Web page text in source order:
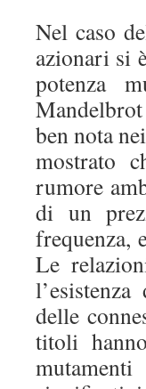
Nel caso
azionari si
potenza
ben nota
mostrato
rumore
di un
frequenza,
Le
delle
titoli